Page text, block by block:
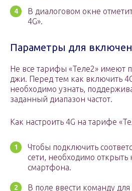
В диалоговом окне
4G».
Параметры для
Не все тарифы «Теле2» имеют
джи. Перед тем как включить
необходимо узнать,
заданный диапазон частот.
Как настроить 4G на тарифе
Чтобы подключить
сети, необходимо
смартфона.
В поле ввести команду для